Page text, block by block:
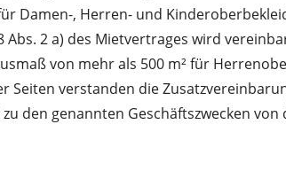
Damen-, Herren- und
Abs. 2 a) des Mietvertrages wird
von mehr als 500 m² für
Seiten verstanden die
den genannten Geschäftszwecken